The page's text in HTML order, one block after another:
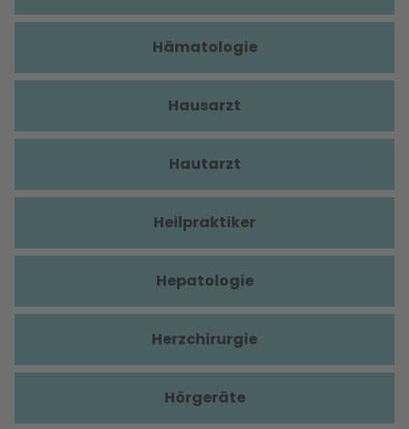
Hämatologie
Hausarzt
Hautarzt
Heilpraktiker
Hepatologie
Herzchirurgie
Hörgeräte